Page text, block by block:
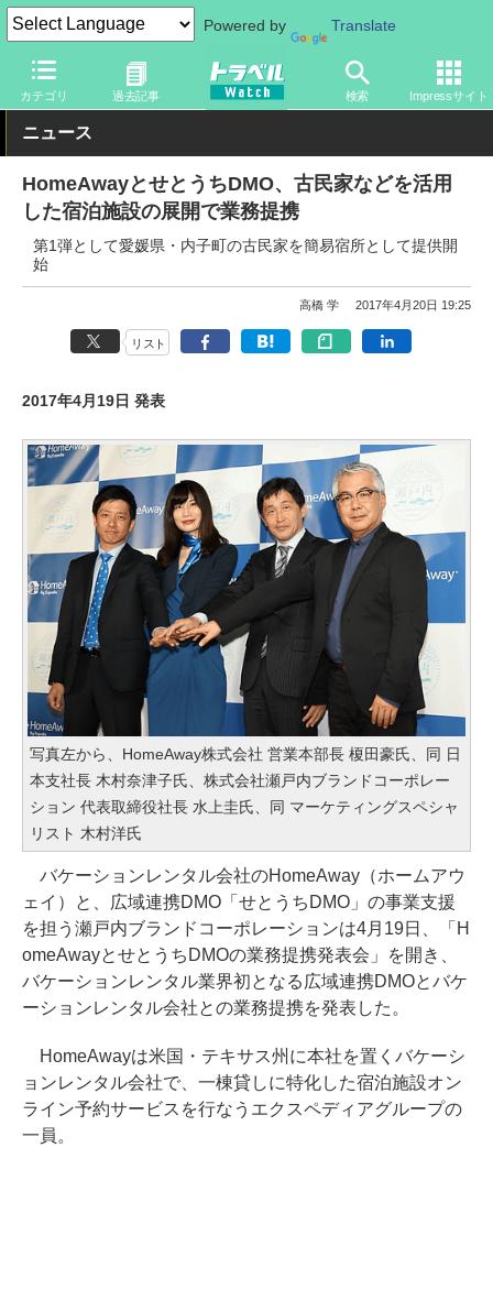
Powered by Translate
カテゴリ 過去記事 検索 Impressサイト
トラベル Watch 地域 国内旅行 中国
ニュース
HomeAwayとせとうちDMO、古民家などを活用
した宿泊施設の展開で業務提携
第1弾として愛媛県・内子町の古民家を簡易宿所として提供開
始
高橋 学 2017年4月20日 19:25
リスト
2017年4月19日 発表
写真左から、HomeAway株式会社 営業本部長 榎田豪氏、同 日
本支社長 木村奈津子氏、株式会社瀬戸内ブランドコーポレー
ション 代表取締役社長 水上圭氏、同 マーケティングスペシャ
リスト 木村洋氏
バケーションレンタル会社のHomeAway（ホームアウ
ェイ）と、広域連携DMO「せとうちDMO」の事業支援
を担う瀬戸内ブランドコーポレーションは4月19日、「H
omeAwayとせとうちDMOの業務提携発表会」を開き、
バケーションレンタル業界初となる広域連携DMOとバケ
ーションレンタル会社との業務提携を発表した。
HomeAwayは米国・テキサス州に本社を置くバケーシ
ョンレンタル会社で、一棟貸しに特化した宿泊施設オン
ライン予約サービスを行なうエクスペディアグループの
一員。